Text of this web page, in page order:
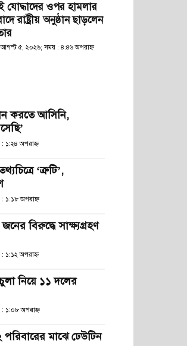
যোদ্ধাদের ওপর হামলার
রাষ্ট্রীয় অনুষ্ঠান ছাড়লেন
আগস্ট ৫, ২০২৬; সময় : ৪:৪৬ অপরাহ্ণ
করতে আসিনি,
১:২৪ অপরাহ্ণ
‘ত্রুটি’,
১:১৮ অপরাহ্ণ
বিরুদ্ধে সাক্ষ্যগ্রহণ
১:১২ অপরাহ্ণ
নিয়ে ১১ দলের
১:০৮ অপরাহ্ণ
পরিবারের মাঝে ঢেউটিন